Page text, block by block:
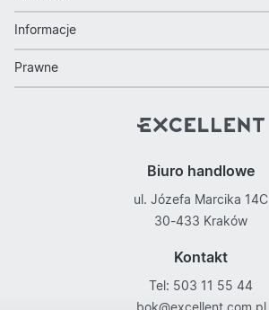
Informacje
Prawne
Biuro handlowe
ul. Józefa Marcika 14C
30-433 Kraków
Kontakt
Tel: 503 11 55 44